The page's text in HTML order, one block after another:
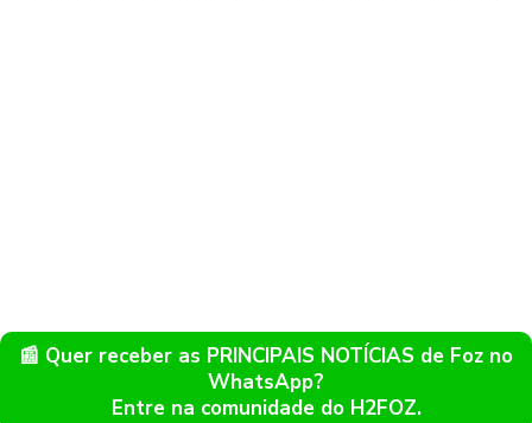
📰 Quer receber as PRINCIPAIS NOTÍCIAS de Foz no
WhatsApp?
Entre na comunidade do H2FOZ.